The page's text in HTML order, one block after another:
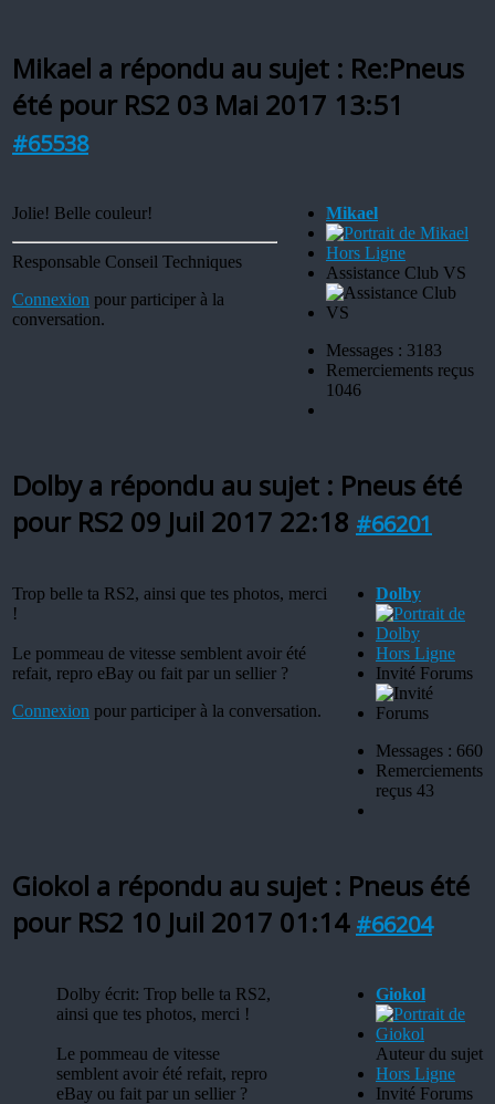
Mikael a répondu au sujet : Re:Pneus
été pour RS2 03 Mai 2017 13:51
#65538
Jolie! Belle couleur!
Responsable Conseil Techniques
Connexion pour participer à la
conversation.
Mikael
Hors Ligne
Assistance Club VS
Messages : 3183
Remerciements reçus
1046
Dolby a répondu au sujet : Pneus été
pour RS2 09 Juil 2017 22:18 #66201
Trop belle ta RS2, ainsi que tes photos, merci
!
Le pommeau de vitesse semblent avoir été
refait, repro eBay ou fait par un sellier ?
Connexion pour participer à la conversation.
Dolby
Hors Ligne
Invité Forums
Messages : 660
Remerciements
reçus 43
Giokol a répondu au sujet : Pneus été
pour RS2 10 Juil 2017 01:14 #66204
Dolby écrit: Trop belle ta RS2,
ainsi que tes photos, merci !
Le pommeau de vitesse
semblent avoir été refait, repro
eBay ou fait par un sellier ?
Giokol
Auteur du sujet
Hors Ligne
Invité Forums